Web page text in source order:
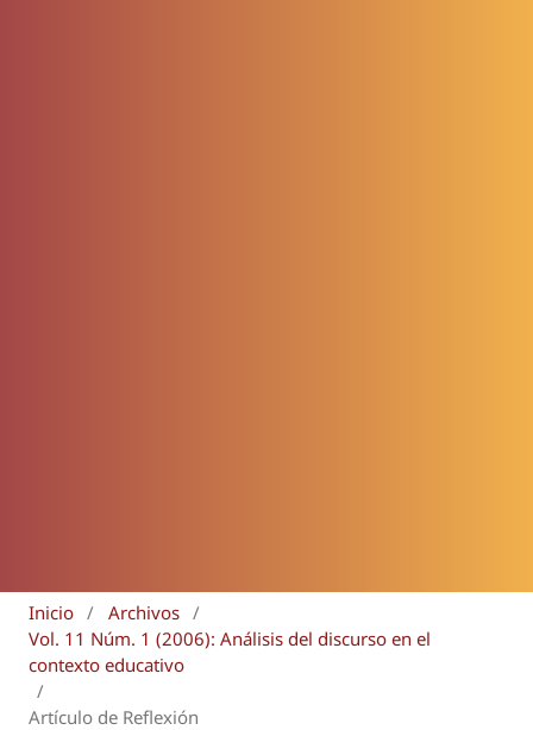
Inicio / Archivos /
Vol. 11 Núm. 1 (2006): Análisis del discurso en el
contexto educativo
/
Artículo de Reflexión